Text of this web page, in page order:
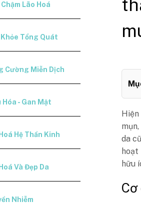
Chậm Lão Hoá
Tổng Quát
Cường Miễn Dịch
Hóa - Gan Mật
Hệ Thần Kinh
Và Đẹp Da
Nhiễm
da
hữu